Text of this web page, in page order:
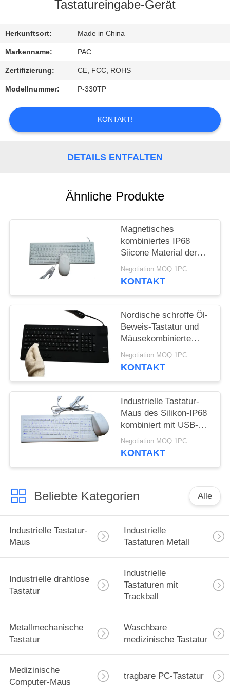
SIE
MIT
UNS
IN
VERBINDUNG
FORDERN
Tastatureingabe-Gerät
Herkunftsort: Made in China
Markenname: PAC
Zertifizierung: CE, FCC, ROHS
Modellnummer: P-330TP
KONTAKT!
DETAILS ENTFALTEN
Ähnliche Produkte
Magnetisches
kombiniertes IP68
Siicone Material der
medizinische/industrielle
Tastatur-Maus
Negotiation MOQ:1PC
KONTAKT
Nordische schroffe Öl-
Beweis-Tastatur und
Mäusekombinierte
integrierte 3
Maustasten
Negotiation MOQ:1PC
KONTAKT
Industrielle Tastatur-
Maus des Silikon-IP68
kombiniert mit USB-
Abdeckung gegen
Wasser
Negotiation MOQ:1PC
KONTAKT
Beliebte Kategorien Alle
Industrielle Tastatur-
Maus
Industrielle
Tastaturen Metall
Industrielle drahtlose
Tastatur
Industrielle
Tastaturen mit
Trackball
Metallmechanische
Tastatur
Waschbare
medizinische Tastatur
Medizinische
Computer-Maus
tragbare PC-Tastatur